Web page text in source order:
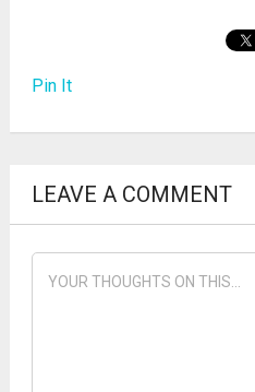
Pin It
LEAVE A COMMENT